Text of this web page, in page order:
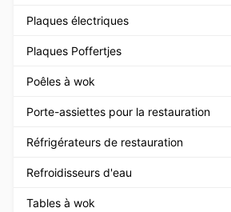
Plaques électriques
Plaques Poffertjes
Poêles à wok
Porte-assiettes pour la restauration
Réfrigérateurs de restauration
Refroidisseurs d'eau
Tables à wok